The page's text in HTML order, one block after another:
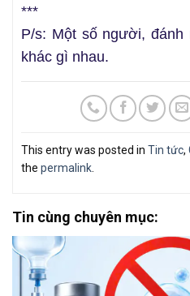
***
P/s: Một số người,
khác gì nhau.
This entry was posted in Tin tức,
the permalink
Tin cùng chuyên mục: